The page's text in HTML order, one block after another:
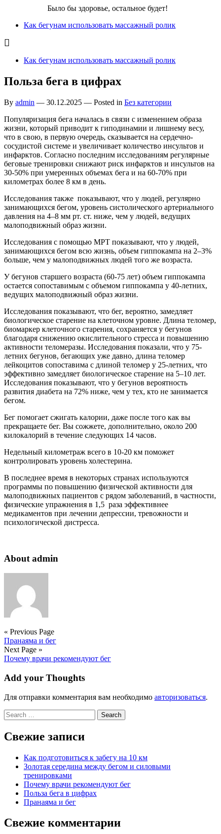
Было бы здоровье, остальное будет!
Как бегунам использовать массажный ролик
Как бегунам использовать массажный ролик
Польза бега в цифрах
By admin — 30.12.2025 — Posted in Без категории
Популяризация бега началась в связи с изменением образа
жизни, который приводит к гиподинамии и лишнему весу,
что в свою, в первую очередь, сказывается на сердечно-
сосудистой системе и увеличивает количество инсультов и
инфарктов. Согласно последним исследованиям регулярные
беговые тренировки снижают риск инфарктов и инсультов на
30-50% при умеренных объемах бега и на 60-70% при
километрах более 8 км в день.
Исследования также показывают, что у людей, регулярно
занимающихся бегом, уровень систолического артериального
давления на 4–8 мм рт. ст. ниже, чем у людей, ведущих
малоподвижный образ жизни.
Исследования с помощью МРТ показывают, что у людей,
занимающихся бегом всю жизнь, объем гиппокампа на 2–3%
больше, чем у малоподвижных людей того же возраста.
У бегунов старшего возраста (60-75 лет) объем гиппокампа
остается сопоставимым с объемом гиппокампа у 40-летних,
ведущих малоподвижный образ жизни.
Исследования показывают, что бег, вероятно, замедляет
биологическое старение на клеточном уровне. Длина теломер,
биомаркер клеточного старения, сохраняется у бегунов
благодаря снижению окислительного стресса и повышению
активности теломеразы. Исследования показали, что у 75-
летних бегунов, бегающих уже давно, длина теломер
лейкоцитов сопоставима с длиной теломер у 25-летних, что
эффективно замедляет биологическое старение на 5–10 лет.
Исследования показывают, что у бегунов вероятность
развития диабета на 72% ниже, чем у тех, кто не занимается
бегом.
Бег помогает сжигать калории, даже после того как вы
прекращаете бег. Вы сожжете, дополнительно, около 200
килокалорий в течение следующих 14 часов.
Недельный километраж всего в 10-20 км поможет
контролировать уровень холестерина.
В последнее время в некоторых странах используются
программы по повышению физической активности для
малоподвижных пациентов с рядом заболеваний, в частности,
физические упражнения в 1,5 раза эффективнее
медикаментов при лечении депрессии, тревожности и
психологической дистресса.
About admin
« Previous Page
Пранаяма и бег
Next Page »
Почему врачи рекомендуют бег
Add your Thoughts
Для отправки комментария вам необходимо авторизоваться.
Search
for:
Свежие записи
Как подготовиться к забегу на 10 км
Золотая середина между бегом и силовыми
тренировками
Почему врачи рекомендуют бег
Польза бега в цифрах
Пранаяма и бег
Свежие комментарии